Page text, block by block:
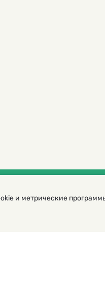
иллюстрированный
только с разрешения редакторов
и метрические